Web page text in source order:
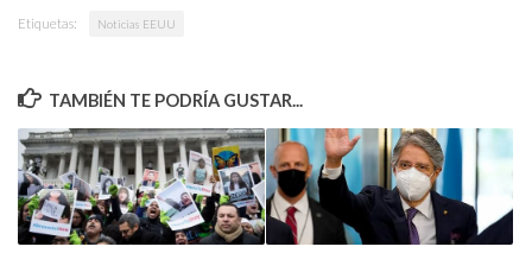
Etiquetas: Noticias EEUU
TAMBIÉN TE PODRÍA GUSTAR...